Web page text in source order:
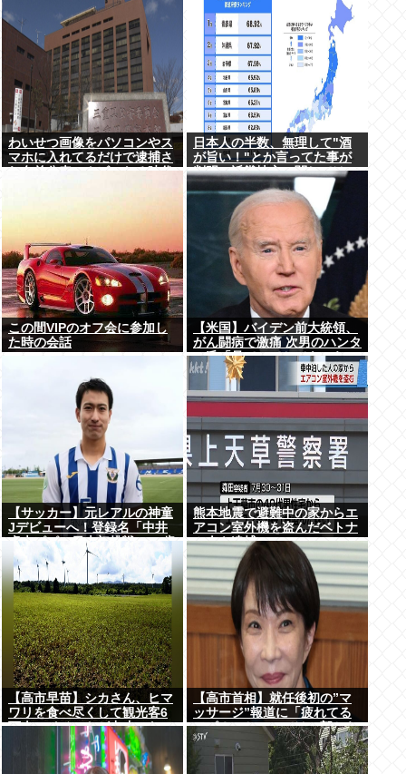
わいせつ画像をパソコンやス
マホに入れてるだけで逮捕さ
れ名前公表、クビになる時代
日本人の半数、無理して"酒
が旨い！"とか言ってた事が
判明。近畿地方に関しては6
割が下戸
この間VIPのオフ会に参加し
た時の会話
【米国】バイデン前大統領、
がん闘病で激痛 次男のハンタ
ー氏「見ていてとてもつら
い」
【サッカー】元レアルの神童
Jデビューへ！登録名「中井
卓大ピピ」日本初挑戦の22歳
今治MFが開幕戦に先発
熊本地震で避難中の家からエ
アコン室外機を盗んだベトナ
ム人を逮捕
【高市早苗】シカさん、ヒマ
ワリを食べ尽くして観光客6
万人のイベントが中止にな
る…さらにコスモス畑も食べ
【高市首相】就任後初の”マ
ッサージ”報道に「疲れてる
アピ？」とSNSでは一部から
冷ややかな声…被災地視
察”PV動画”から続く不信